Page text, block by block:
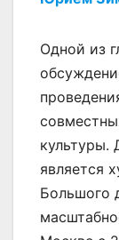
Одной из
культуры.
является
Большого